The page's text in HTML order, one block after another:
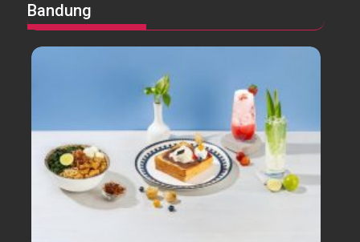
Bandung